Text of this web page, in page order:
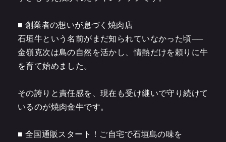
■ 創業者の想いが息づく焼肉店
石垣牛という名前がまだ知られていなかった頃──
金嶺克次は島の自然を活かし、情熱だけを頼りに牛
を育て始めました。
その誇りと責任感を、現在も受け継いで守り続けて
いるのが焼肉金牛です。
■ 全国通販スタート！ご自宅で石垣島の味を